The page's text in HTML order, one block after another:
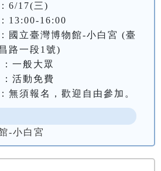
6/17(三)
13:00-16:00
國立臺灣博物館-小白宮 (臺
路一段1號)
一般大眾
活動免費
無須報名，歡迎自由參加。
-小白宮